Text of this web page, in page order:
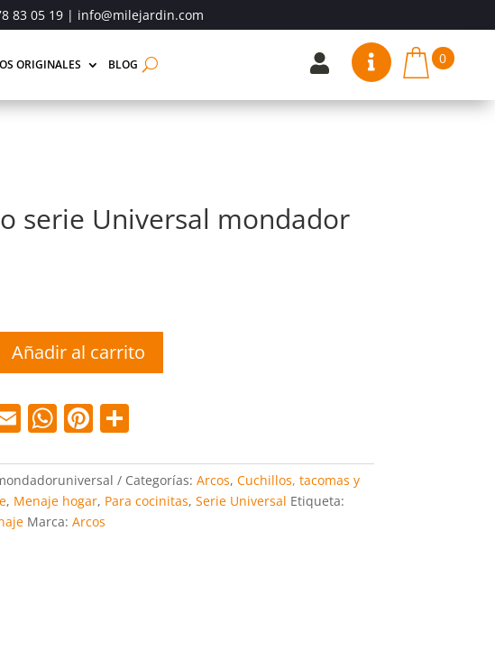
83 05 19| info@milejardin.com
ORIGINALES BLOG   0
serie Universal mondador
Añadir al carrito
E
ai
l
W
at
s
A
Pi
er
e
st
C
m
p
Categorías: Arcos, Cuchillos, tacomas y
, Menaje hogar, Para cocinitas, Serie Universal Etiqueta:
Marca: Arcos